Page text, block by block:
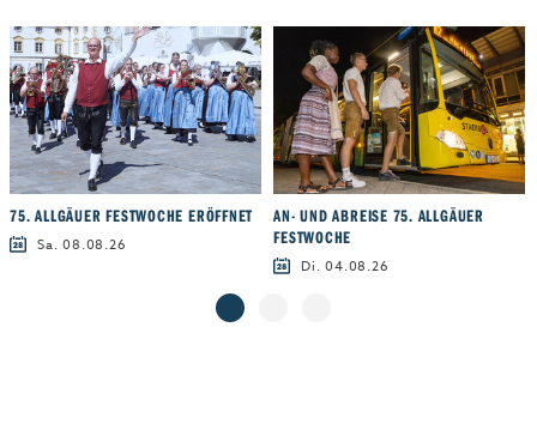
75. ALLGÄUER FESTWOCHE ERÖFFNET
Sa. 08.08.26
AN- UND ABREISE 75. ALLGÄUER
FESTWOCHE
Di. 04.08.26